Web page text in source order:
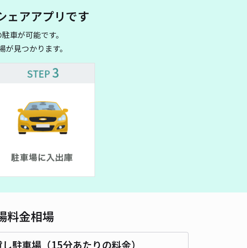
貸出時間 24時間営業
長さ 480cm 以下
レオパレスフレイグラント多々良駐車場【20551】
0/ 0件
対応車種オートバイ
ェアアプリです
車が可能です。
見つかります。
料金相場
駐車場（15分あたりの料金）